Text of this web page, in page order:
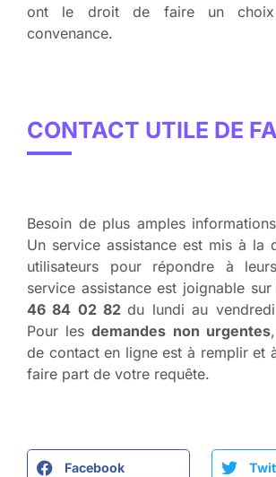
ont le droit de faire un choix
convenance.
CONTACT UTILE DE
Besoin de plus amples
Un service assistance est mis à la
utilisateurs pour répondre à
service assistance est joignable
46 84 02 82du lundi au
Pour lesdemandes non urgentes
de contact en ligne est à remplir et
faire part de votre requête.
Facebook